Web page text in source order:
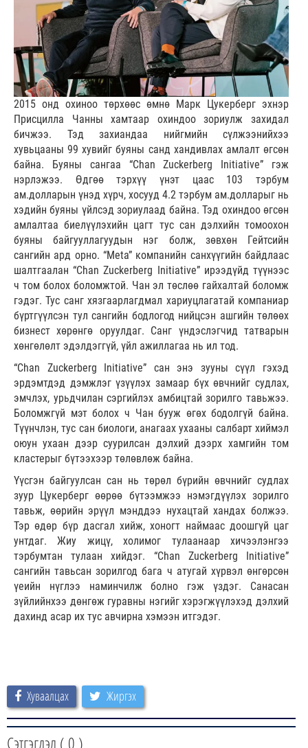
2015 онд охиноо төрхөөс өмнө Марк Цукерберг эхнэр
Присцилла Чанны хамтаар охиндоо зориулж захидал
бичжээ. Тэд захиандаа нийгмийн сүлжээнийхээ
хувьцааны 99 хувийг буяны санд хандивлах амлалт өгсөн
байна. Буяны сангаа “Chan Zuckerberg Initiative” гэж
нэрлэжээ. Өдгөө тэрхүү үнэт цаас 103 тэрбум
ам.долларын үнэд хүрч, хосууд 4.2 тэрбум ам.долларыг нь
хэдийн буяны үйлсэд зориулаад байна. Тэд охиндоо өгсөн
амлалтаа биелүүлэхийн цагт тус сан дэлхийн томоохон
буяны байгууллагуудын нэг болж, зөвхөн Гейтсийн
сангийн ард орно. “Meta” компанийн санхүүгийн байдлаас
шалтгаалан “Chan Zuckerberg Initiative” ирээдүйд түүнээс
ч том болох боломжтой. Чан эл төслөө гайхалтай боломж
гэдэг. Тус санг хязгаарлагдмал хариуцлагатай компаниар
бүртгүүлсэн тул сангийн бодлогод нийцсэн ашгийн төлөөх
бизнест хөрөнгө оруулдаг. Санг үндэслэгчид татварын
хөнгөлөлт эдэлдэггүй, үйл ажиллагаа нь ил тод.
“Chan Zuckerberg Initiative” сан энэ зууны сүүл гэхэд
эрдэмтдэд дэмжлэг үзүүлэх замаар бүх өвчнийг судлах,
эмчлэх, урьдчилан сэргийлэх амбицтай зорилго тавьжээ.
Боломжгүй мэт болох ч Чан бууж өгөх бодолгүй байна.
Түүнчлэн, тус сан биологи, анагаах ухааны салбарт хиймэл
оюун ухаан дээр суурилсан дэлхий дээрх хамгийн том
кластерыг бүтээхээр төлөвлөж байна.
Үүсгэн байгуулсан сан нь төрөл бүрийн өвчнийг судлах
зуур Цукерберг өөрөө бүтээмжээ нэмэгдүүлэх зорилго
тавьж, өөрийн эрүүл мэнддээ нухацтай хандах болжээ.
Тэр өдөр бүр дасгал хийж, хоногт наймаас доошгүй цаг
унтдаг. Жиу жицү, холимог тулаанаар хичээлэнгээ
тэрбумтан тулаан хийдэг. “Chan Zuckerberg Initiative”
сангийн тавьсан зорилгод бага ч атугай хүрвэл өнгөрсөн
үеийн нүглээ наминчилж болно гэж үздэг. Санасан
зүйлийнхээ дөнгөж гуравны нэгийг хэрэгжүүлэхэд дэлхий
дахинд асар их тус авчирна хэмээн итгэдэг.
Хуваалцах Жиргэх
Сэтгэгдэл ( 0 )